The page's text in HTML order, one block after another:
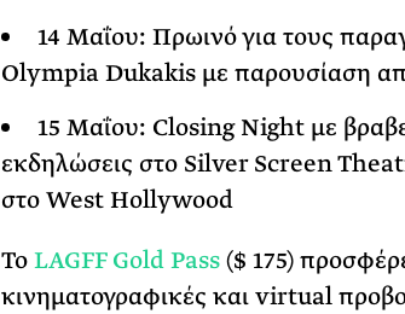
14 Μαΐου: Πρωινό για τους
Olympia Dukakis με παρουσίαση
15 Μαΐου: Closing Night με
εκδηλώσεις στο Silver Screen
στο West Hollywood
ΤοLAGFF Gold Pass($ 175)
κινηματογραφικές και virtual